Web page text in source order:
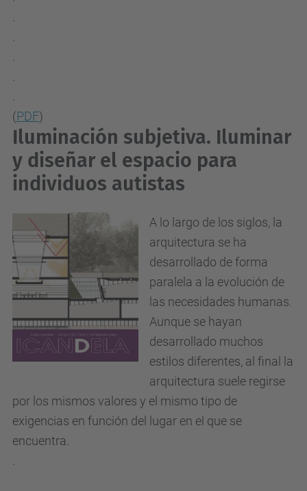
(PDF)
Iluminación subjetiva. Iluminar
y diseñar el espacio para
individuos autistas
A lo largo de los siglos, la
arquitectura se ha
desarrollado de forma
paralela a la evolución de
las necesidades humanas.
Aunque se hayan
desarrollado muchos
estilos diferentes, al final la
arquitectura suele regirse
por los mismos valores y el mismo tipo de
exigencias en función del lugar en el que se
encuentra.